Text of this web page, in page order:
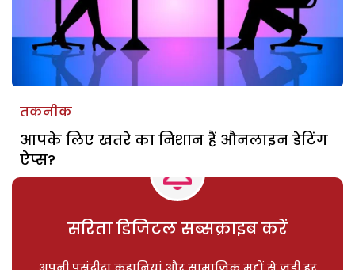
तकनीक
आपके लिए खतरे का निशान हैं औनलाइन डेटिंग
ऐप्स?
सरिता डिजिटल सब्सक्राइब करें